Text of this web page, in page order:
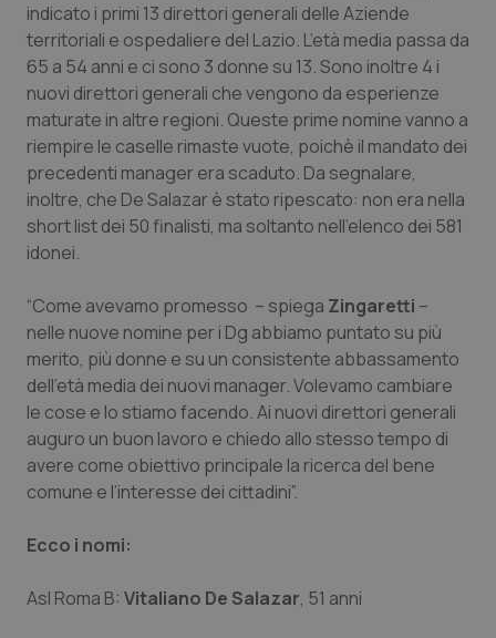
Basilicata
Calabria
Campania
Emilia-Romagna
Friuli Venezia Giulia
Lazio
Liguria
Lombardia
Marche
Molise
Piemonte
Artrite & artrosi
Asma & BPCO
Car-T
Colesterolo & coronaropatie
Dermatite Atopica
Diabete & glucometri
Disturbi dell’umore
Dolore
Donna & Salute
Epatiti
HIV
QS Club Newsletter
indicato i primi 13 direttori generali delle Aziende
territoriali e ospedaliere del Lazio. L’età media passa da
65 a 54 anni e ci sono 3 donne su 13. Sono inoltre 4 i
nuovi direttori generali che vengono da esperienze
maturate in altre regioni. Queste prime nomine vanno a
riempire le caselle rimaste vuote, poichè il mandato dei
precedenti manager era scaduto. Da segnalare,
inoltre, che De Salazar è stato ripescato: non era nella
short list dei 50 finalisti, ma soltanto nell'elenco dei 581
idonei.
“Come avevamo promesso – spiega Zingaretti –
nelle nuove nomine per i Dg abbiamo puntato su più
merito, più donne e su un consistente abbassamento
dell’età media dei nuovi manager. Volevamo cambiare
le cose e lo stiamo facendo. Ai nuovi direttori generali
auguro un buon lavoro e chiedo allo stesso tempo di
avere come obiettivo principale la ricerca del bene
comune e l’interesse dei cittadini”.
Ecco i nomi:
Asl Roma B: Vitaliano De Salazar, 51 anni